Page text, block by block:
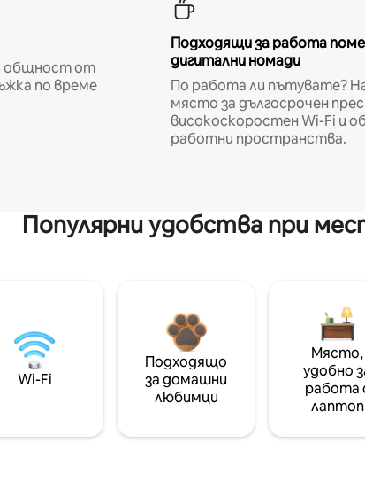
общност от
по време
Подходящи за работа
дигитални номади
По работа ли пътувате?
място за дългосрочен
високоскоростен Wi-Fi и
работни пространства.
Популярни удобства при
Wi-Fi
Подходящо
за домашни
любимци
Място,
удобно
работа
лаптоп